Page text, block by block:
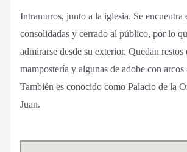
Intramuros, junto a la iglesia. Se encuentra
consolidadas y cerrado al público, por lo
admirarse desde su exterior. Quedan restos
mampostería y algunas de adobe con arcos
También es conocido como Palacio de la
Juan.